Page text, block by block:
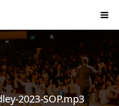
2023-SOP.mp3